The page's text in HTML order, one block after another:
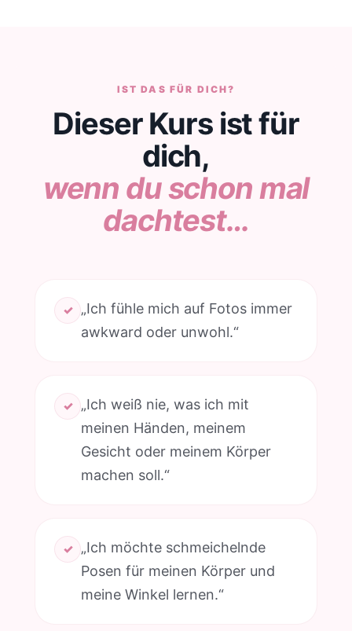
IST DAS FÜR DICH?
Dieser Kurs ist für
dich,
wenn du schon mal
dachtest…
✓
„Ich fühle mich auf Fotos immer
awkward oder unwohl.“
✓
„Ich weiß nie, was ich mit
meinen Händen, meinem
Gesicht oder meinem Körper
machen soll.“
✓
„Ich möchte schmeichelnde
Posen für meinen Körper und
meine Winkel lernen.“